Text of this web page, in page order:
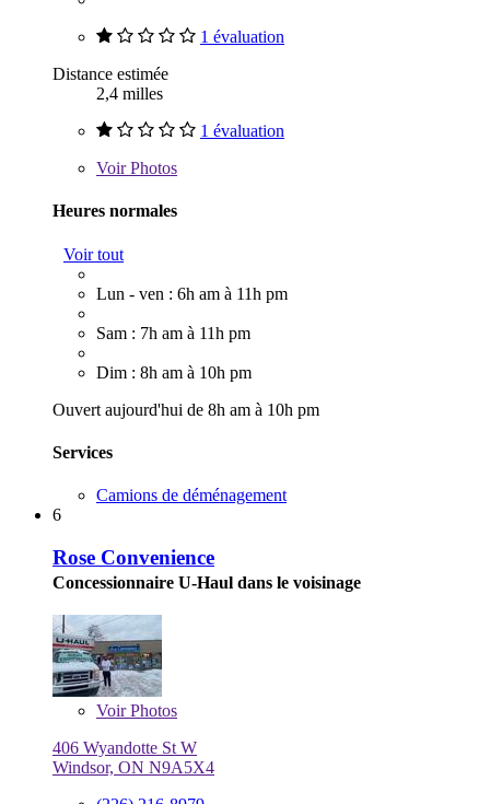
1 évaluation
Distance estimée
2,4 milles
1 évaluation
VoirPhotos
Heures normales
Voir tout
Lun - ven : 6h am à 11h pm
Sam : 7h am à 11h pm
Dim : 8h am à 10h pm
Ouvert aujourd'hui de 8h am à 10h pm
Services
Camions de déménagement
6
Rose Convenience
Concessionnaire U-Haul dans le voisinage
VoirPhotos
406 Wyandotte St W
Windsor, ON N9A5X4